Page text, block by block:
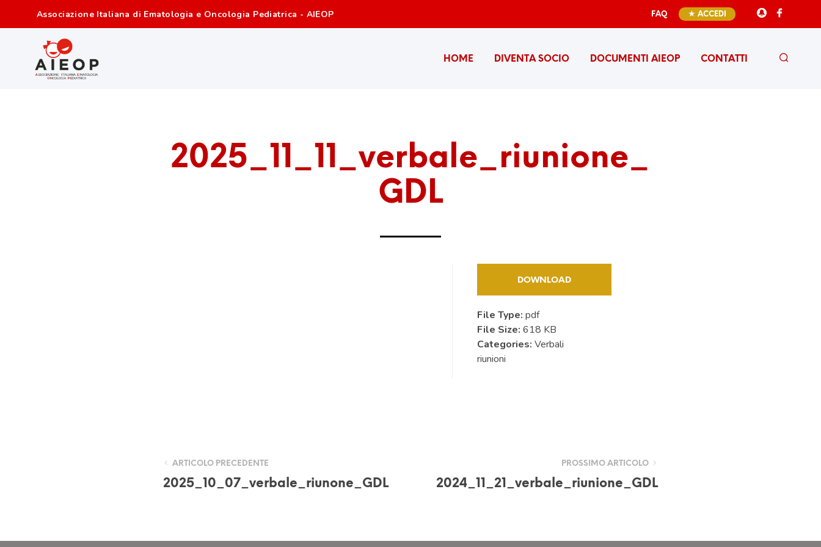
Associazione Italiana di Ematologia e Oncologia Pediatrica - AIEOP FAQ ★ ACCEDI
HOME DIVENTA SOCIO DOCUMENTI AIEOP CONTATTI
2025_11_11_verbale_riunione_
GDL
DOWNLOAD
File Type: pdf
File Size: 618 KB
Categories: Verbali
riunioni
ARTICOLO PRECEDENTE
2025_10_07_verbale_riunone_GDL
PROSSIMO ARTICOLO
2024_11_21_verbale_riunione_GDL